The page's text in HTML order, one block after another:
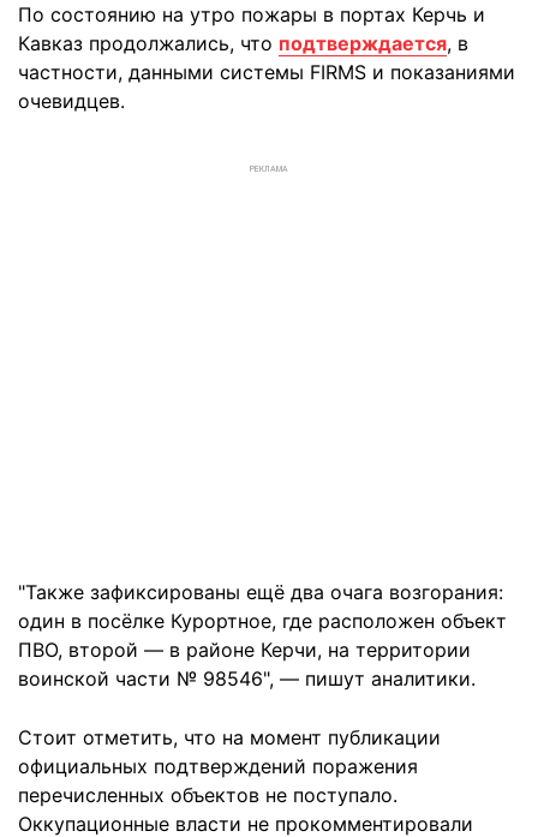
По состоянию на утро пожары в портах Керчь и
Кавказ продолжались, что подтверждается, в
частности, данными системы FIRMS и показаниями
очевидцев.
РЕКЛАМА
"Также зафиксированы ещё два очага возгорания:
один в посёлке Курортное, где расположен объект
ПВО, второй — в районе Керчи, на территории
воинской части № 98546", — пишут аналитики.
Стоит отметить, что на момент публикации
официальных подтверждений поражения
перечисленных объектов не поступало.
Оккупационные власти не прокомментировали